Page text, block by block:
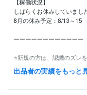
【稼働状況】
しばらくお休みしていまし
8月の休み予定：8/13～15
ーーーーーーーーーーーー
⭐新規の方は、認識のズレ
すすめしています。
出品者の実績をもっと